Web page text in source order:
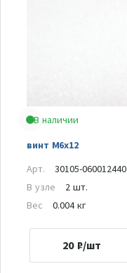
В наличии
винт М6х12
Арт.
30105-060012440
В узле
2 шт.
Вес
0.004 кг
20 ₽/шт